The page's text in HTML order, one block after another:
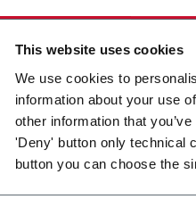
This website uses cookies
We use cookies to
information about your use
other information that
'Deny' button only technical
button you can choose the